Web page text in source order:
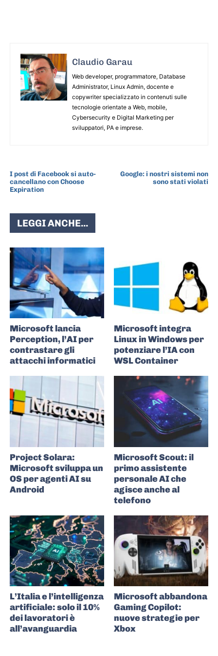
Claudio Garau
Web developer, programmatore, Database
Administrator, Linux Admin, docente e
copywriter specializzato in contenuti sulle
tecnologie orientate a Web, mobile,
Cybersecurity e Digital Marketing per
sviluppatori, PA e imprese.
I post di Facebook si auto-
cancellano con Choose
Expiration
Google: i nostri sistemi non
sono stati violati
LEGGI ANCHE...
Microsoft lancia
Perception, l’AI per
contrastare gli
attacchi informatici
Microsoft integra
Linux in Windows per
potenziare l’IA con
WSL Container
Project Solara:
Microsoft sviluppa un
OS per agenti AI su
Android
Microsoft Scout: il
primo assistente
personale AI che
agisce anche al
telefono
L’Italia e l’intelligenza
artificiale: solo il 10%
dei lavoratori è
all’avanguardia
Microsoft abbandona
Gaming Copilot:
nuove strategie per
Xbox